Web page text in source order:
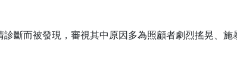
斷而被發現，審視其中原因多為照顧者劇烈搖晃、施